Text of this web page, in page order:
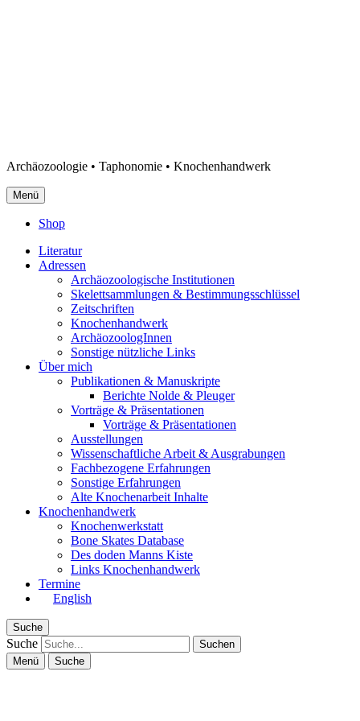
Archäozoologie • Taphonomie • Knochenhandwerk
Menü
Shop
Literatur
Adressen
Archäozoologische Institutionen
Skelettsammlungen & Bestimmungsschlüssel
Zeitschriften
Knochenhandwerk
ArchäozoologInnen
Sonstige nützliche Links
Über mich
Publikationen & Manuskripte
Berichte Nolde & Pleuger
Vorträge & Präsentationen
Vorträge & Präsentationen
Ausstellungen
Wissenschaftliche Arbeit & Ausgrabungen
Fachbezogene Erfahrungen
Sonstige Erfahrungen
Alte Knochenarbeit Inhalte
Knochenhandwerk
Knochenwerkstatt
Bone Skates Database
Des doden Manns Kiste
Links Knochenhandwerk
Termine
English
Suche
Suche
Menü Suche